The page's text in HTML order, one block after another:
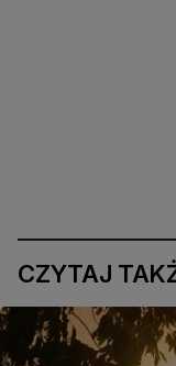
CZYTAJ